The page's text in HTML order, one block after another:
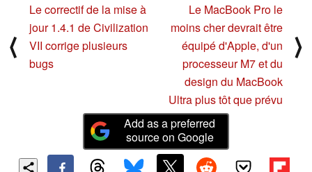
⟨
Le correctif de la mise à
jour 1.4.1 de Civilization
VII corrige plusieurs
bugs
Le MacBook Pro le
moins cher devrait être
équipé d'Apple, d'un
processeur M7 et du
design du MacBook
Ultra plus tôt que prévu
⟩
Add as a preferred
source on Google